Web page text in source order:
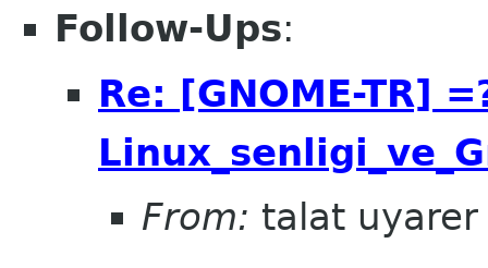
Follow-Ups:
Re: [GNOME-TR]
From: talat uyarer